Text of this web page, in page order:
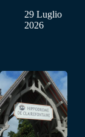
29 Luglio
2026